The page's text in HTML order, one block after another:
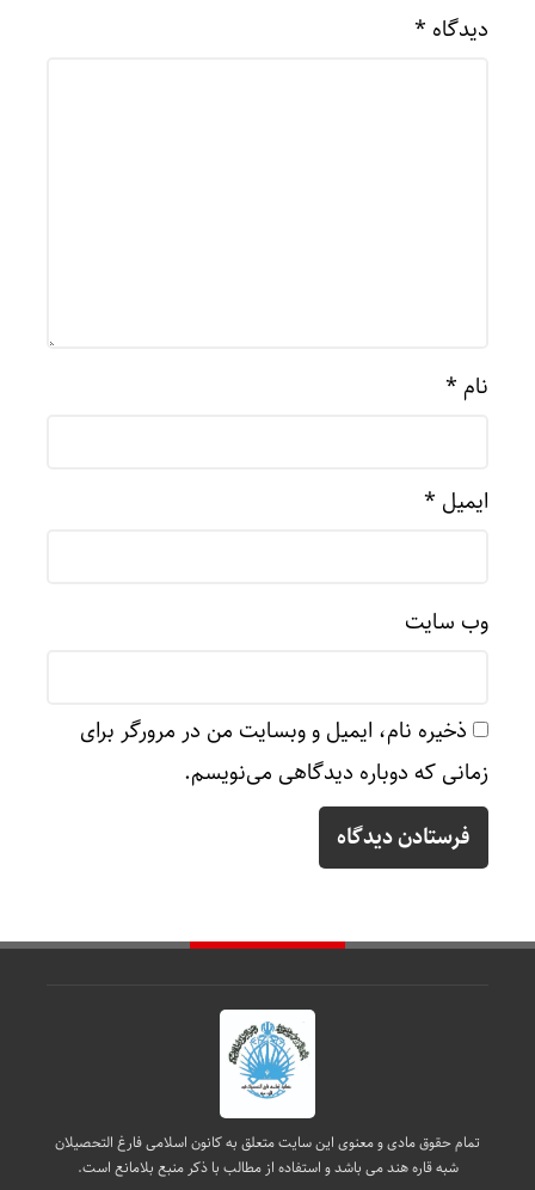
دیدگاه *
نام *
ایمیل *
وب‌ سایت
ذخیره نام، ایمیل و وبسایت من در مرورگر برای
زمانی که دوباره دیدگاهی می‌نویسم.
تمام حقوق مادی و معنوی این سایت متعلق به کانون اسلامی فارغ التحصیلان
شبه قاره هند می باشد و استفاده از مطالب با ذکر منبع بلامانع است.